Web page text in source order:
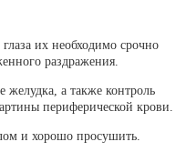
их необходимо срочно
раздражения.
желудка, а также контроль
периферической крови.
и хорошо просушить.